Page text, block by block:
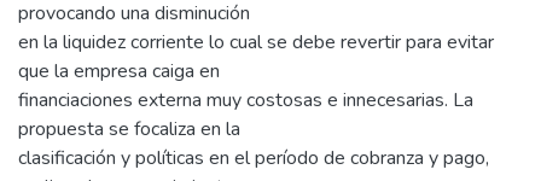
provocando una disminución
en la liquidez corriente lo cual se debe revertir para evitar
que la empresa caiga en
financiaciones externa muy costosas e innecesarias. La
propuesta se focaliza en la
clasificación y políticas en el período de cobranza y pago,